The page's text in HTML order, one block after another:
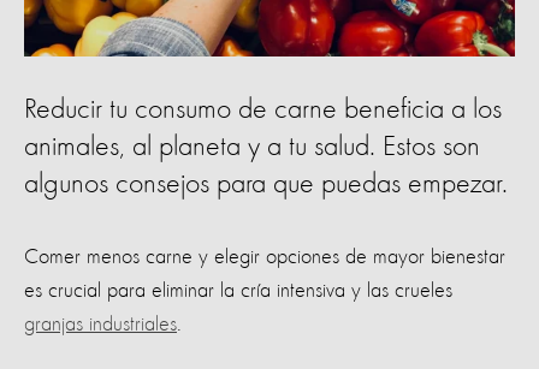
Reducir tu consumo de carne beneficia a los
animales, al planeta y a tu salud. Estos son
algunos consejos para que puedas empezar.
Comer menos carne y elegir opciones de mayor bienestar
es crucial para eliminar la cría intensiva y las crueles
granjas industriales